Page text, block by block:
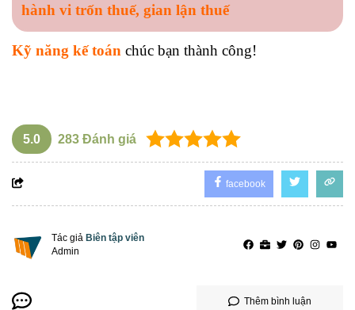
hành vi trốn thuế, gian lận thuế
Kỹ năng kế toán chúc bạn thành công!
5.0 283 Đánh giá
facebook
Tác giả Biên tập viên
Admin
Thêm bình luận